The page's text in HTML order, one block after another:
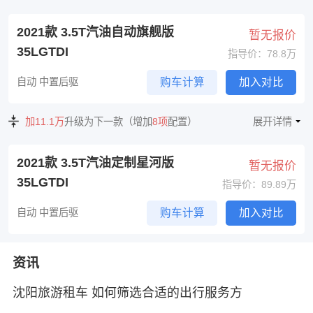
2021款 3.5T汽油自动旗舰版
35LGTDI
暂无报价
指导价：78.8万
自动 中置后驱 购车计算 加入对比
加11.1万升级为下一款（增加8项配置） 展开详情
2021款 3.5T汽油定制星河版
35LGTDI
暂无报价
指导价：89.89万
自动 中置后驱 购车计算 加入对比
资讯
沈阳旅游租车 如何筛选合适的出行服务方